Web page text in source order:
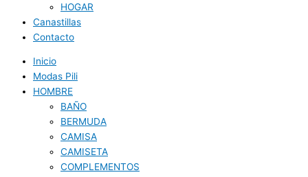
HOGAR
Canastillas
Contacto
Inicio
Modas Pili
HOMBRE
BAÑO
BERMUDA
CAMISA
CAMISETA
COMPLEMENTOS